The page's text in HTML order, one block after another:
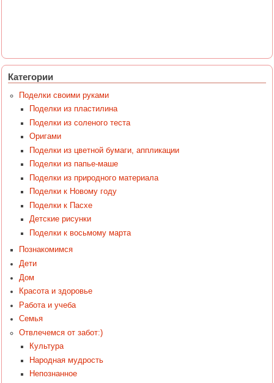
Категории
Поделки своими руками
Поделки из пластилина
Поделки из соленого теста
Оригами
Поделки из цветной бумаги, аппликации
Поделки из папье-маше
Поделки из природного материала
Поделки к Новому году
Поделки к Пасхе
Детские рисунки
Поделки к восьмому марта
Познакомимся
Дети
Дом
Красота и здоровье
Работа и учеба
Семья
Отвлечемся от забот:)
Культура
Народная мудрость
Непознанное